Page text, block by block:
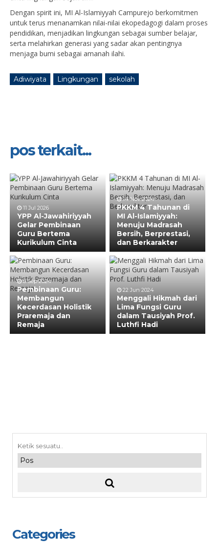
Dengan spirit ini, MI Al-Islamiyyah Campurejo berkomitmen
untuk terus menanamkan nilai-nilai ekopedagogi dalam proses
pendidikan, menjadikan lingkungan sebagai sumber belajar,
serta melahirkan generasi yang sadar akan pentingnya
menjaga bumi sebagai amanah ilahi.
Adiwiyata Lingkungan sekolah
pos terkait...
11 Jul 2026
YPP Al-Jawahiriyyah
Gelar Pembinaan
Guru Bertema
Kurikulum Cinta
14 Nov 2024
PKKM 4 Tahunan di
MI Al-Islamiyyah:
Menuju Madrasah
Bersih, Berprestasi,
dan Berkarakter
8 Sep 2024
Pembinaan Guru:
Membangun
Kecerdasan Holistik
Praremaja dan
Remaja
22 Jun 2024
Menggali Hikmah dari
Lima Fungsi Guru
dalam Tausiyah Prof.
Luthfi Hadi
Categories